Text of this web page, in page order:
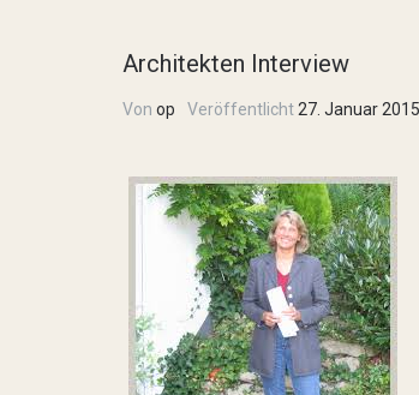
Architekten Interview
Von op Veröffentlicht27. Januar 2015